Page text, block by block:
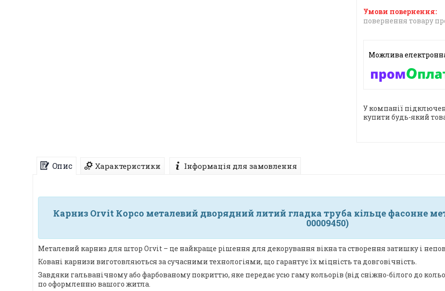
повернення товару
У компанії
купити будь-який
Опис Характеристики Інформація для замовлення
Карниз Orvit Корсо металевий дворядний литий гладка труба кільце фасонне
00009450)
Металевий карниз для штор Orvit – це найкраще рішення для декорування вікна та створення затишку і
Ковані карнизи виготовляються за сучасними технологіями, що гарантує їх міцність та довговічність.
Завдяки гальванічному або фарбованому покриттю, яке передає усю гаму кольорів (від сніжно-білого до
по оформленню вашого житла.